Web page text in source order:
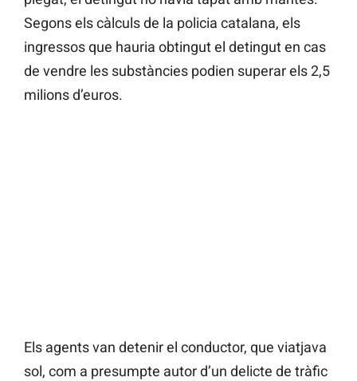
Segons els càlculs de la policia catalana, els
ingressos que hauria obtingut el detingut en cas
de vendre les substàncies podien superar els 2,5
milions d’euros.
Els agents van detenir el conductor, que viatjava
sol, com a presumpte autor d’un delicte de tràfic